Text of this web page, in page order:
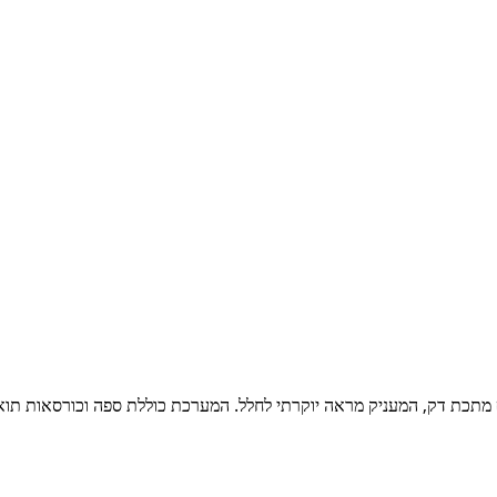
מתכת דק, המעניק מראה יוקרתי לחלל. המערכת כוללת ספה וכורסאות